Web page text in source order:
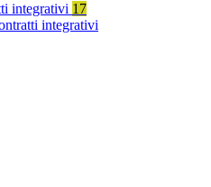
integrativi 17
integrativi